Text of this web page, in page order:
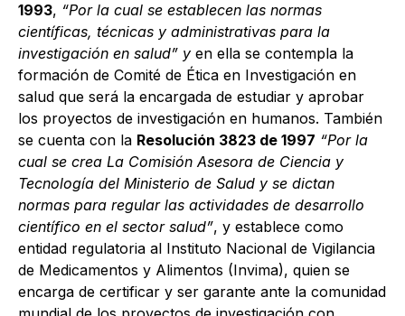
1993, “Por la cual se establecen las normas
científicas, técnicas y administrativas para la
investigación en salud” y en ella se contempla la
formación de Comité de Ética en Investigación en
salud que será la encargada de estudiar y aprobar
los proyectos de investigación en humanos. También
se cuenta con la Resolución 3823 de 1997 “Por la
cual se crea La Comisión Asesora de Ciencia y
Tecnología del Ministerio de Salud y se dictan
normas para regular las actividades de desarrollo
científico en el sector salud”, y establece como
entidad regulatoria al Instituto Nacional de Vigilancia
de Medicamentos y Alimentos (Invima), quien se
encarga de certificar y ser garante ante la comunidad